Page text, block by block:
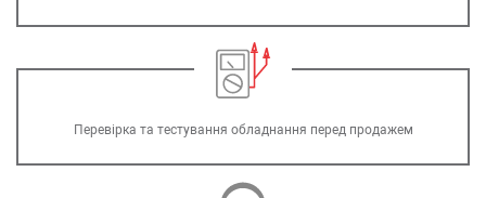
Перевірка та тестування обладнання перед продажем